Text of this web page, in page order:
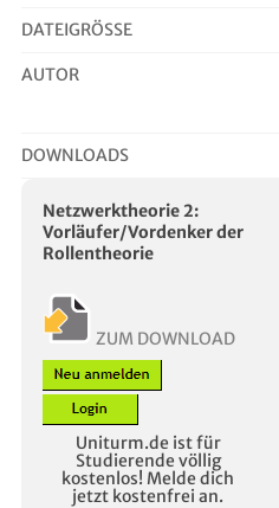
DATEIGRÖSSE
AUTOR
DOWNLOADS
Netzwerktheorie 2:
Vorläufer/Vordenker der
Rollentheorie
ZUM DOWNLOAD
Uniturm.de ist für
Studierende völlig
kostenlos! Melde dich
jetzt kostenfrei an.